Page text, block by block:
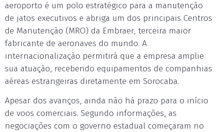
aeroporto é um polo estratégico para a manutenção
de jatos executivos e abriga um dos principais Centros
de Manutenção (MRO) da Embraer, terceira maior
fabricante de aeronaves do mundo. A
internacionalização permitirá que a empresa amplie
sua atuação, recebendo equipamentos de companhias
aéreas estrangeiras diretamente em Sorocaba.
Apesar dos avanços, ainda não há prazo para o início
de voos comerciais. Segundo informações, as
negociações com o governo estadual começaram no